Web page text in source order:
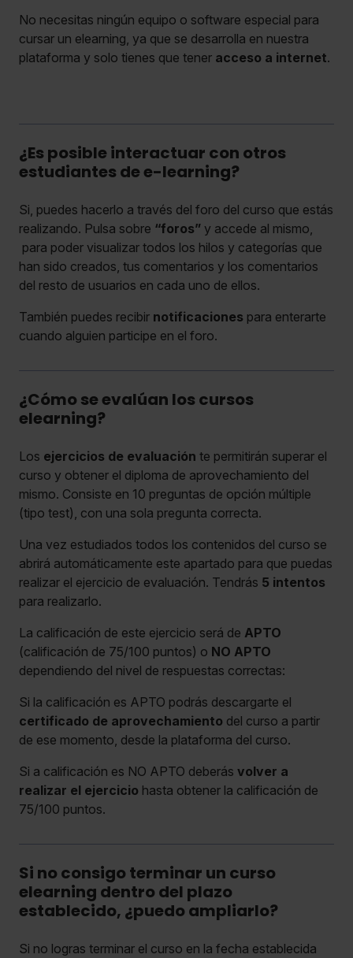
No necesitas ningún equipo o software especial para
cursar un elearning, ya que se desarrolla en nuestra
plataforma y solo tienes que tener acceso a internet.
¿Es posible interactuar con otros
estudiantes de e-learning?
Si, puedes hacerlo a través del foro del curso que estás
realizando. Pulsa sobre “foros” y accede al mismo,
para poder visualizar todos los hilos y categorías que
han sido creados, tus comentarios y los comentarios
del resto de usuarios en cada uno de ellos.
También puedes recibir notificaciones para enterarte
cuando alguien participe en el foro.
¿Cómo se evalúan los cursos
elearning?
Los ejercicios de evaluación te permitirán superar el
curso y obtener el diploma de aprovechamiento del
mismo. Consiste en 10 preguntas de opción múltiple
(tipo test), con una sola pregunta correcta.
Una vez estudiados todos los contenidos del curso se
abrirá automáticamente este apartado para que puedas
realizar el ejercicio de evaluación. Tendrás 5 intentos
para realizarlo.
La calificación de este ejercicio será de APTO
(calificación de 75/100 puntos) o NO APTO
dependiendo del nivel de respuestas correctas:
Si la calificación es APTO podrás descargarte el
certificado de aprovechamiento del curso a partir
de ese momento, desde la plataforma del curso.
Si a calificación es NO APTO deberás volver a
realizar el ejercicio hasta obtener la calificación de
75/100 puntos.
Si no consigo terminar un curso
elearning dentro del plazo
establecido, ¿puedo ampliarlo?
Si no logras terminar el curso en la fecha establecida